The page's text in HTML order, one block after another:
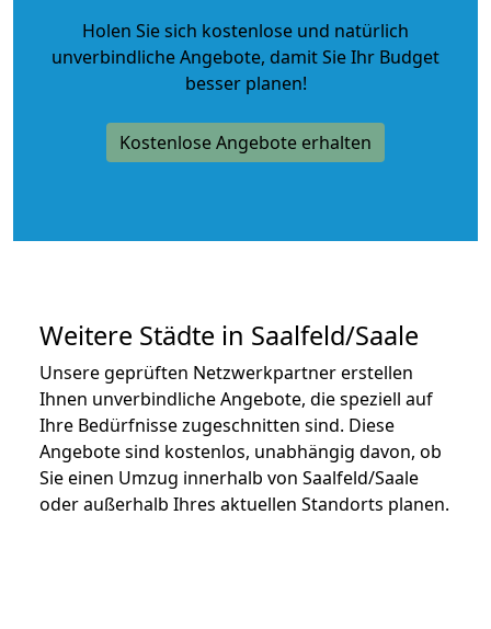
Holen Sie sich kostenlose und natürlich
unverbindliche Angebote, damit Sie Ihr Budget
besser planen!
Kostenlose Angebote erhalten
Weitere Städte in Saalfeld/Saale
Unsere geprüften Netzwerkpartner erstellen
Ihnen unverbindliche Angebote, die speziell auf
Ihre Bedürfnisse zugeschnitten sind. Diese
Angebote sind kostenlos, unabhängig davon, ob
Sie einen Umzug innerhalb von Saalfeld/Saale
oder außerhalb Ihres aktuellen Standorts planen.